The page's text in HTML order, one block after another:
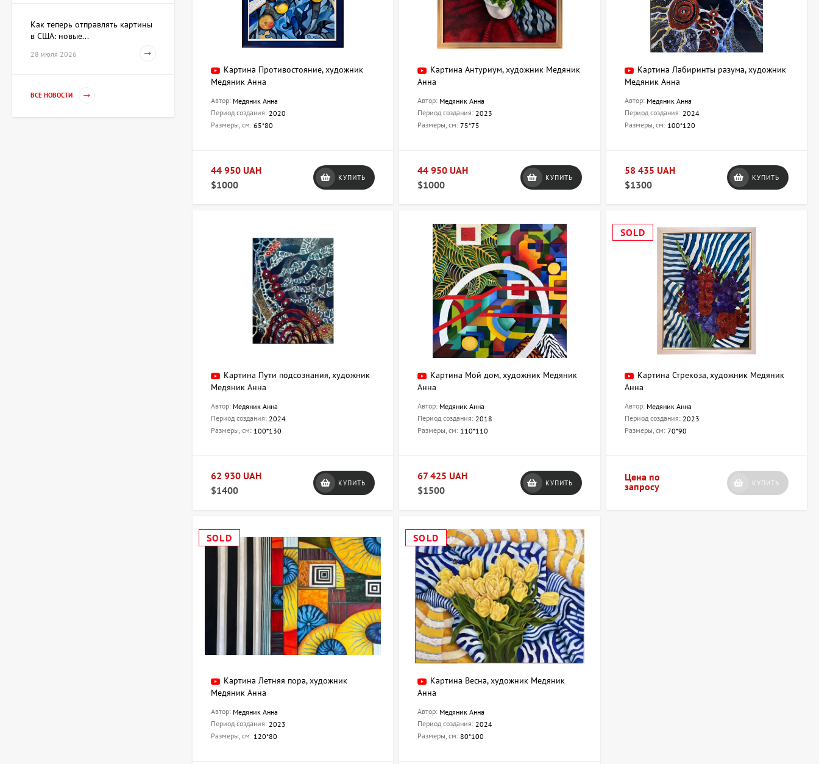
Картина Противостояние, художник
Медяник Анна
Автор: Медяник Анна
Период создания: 2020
Размеры, см: 65*80
44 950 UAH
$1000
КУПИТЬ
Картина Антуриум, художник Медяник
Анна
Автор: Медяник Анна
Период создания: 2023
Размеры, см:75*75
44 950 UAH
$1000
КУПИТЬ
Картина Лабиринты разума, художник
Медяник Анна
Автор: Медяник Анна
Период создания: 2024
Размеры, см: 100*120
58 435 UAH
$1300
КУПИТЬ
Картина Пути подсознания, художник
Медяник Анна
Автор: Медяник Анна
Период создания: 2024
Размеры, см: 100*130
62 930 UAH
$1400
КУПИТЬ
Картина Мой дом, художник Медяник
Анна
Автор: Медяник Анна
Период создания: 2018
Размеры, см: 110*110
67 425 UAH
$1500
КУПИТЬ
SOLD
Картина Стрекоза, художник Медяник
Анна
Автор: Медяник Анна
Период создания: 2023
Размеры, см: 70*90
Цена по
запросу
КУПИТЬ
SOLD
Картина Летняя пора, художник
Медяник Анна
Автор: Медяник Анна
Период создания: 2023
Размеры, см: 120*80
SOLD
Картина Весна, художник Медяник
Анна
Автор: Медяник Анна
Период создания: 2024
Размеры, см:80*100
Как теперь отправлять картины
в США: новые...
28 июля 2026
ВСЕ НОВОСТИ